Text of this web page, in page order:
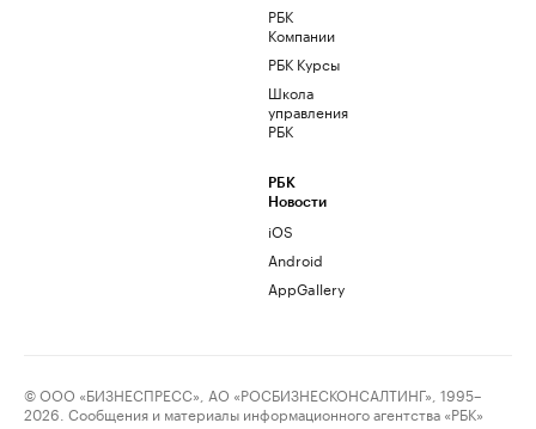
РБК
Компании
РБК Курсы
Школа
управления
РБК
РБК
Новости
iOS
Android
AppGallery
© ООО «БИЗНЕСПРЕСС», АО «РОСБИЗНЕСКОНСАЛТИНГ», 1995–
2026. Сообщения и материалы информационного агентства «РБК»